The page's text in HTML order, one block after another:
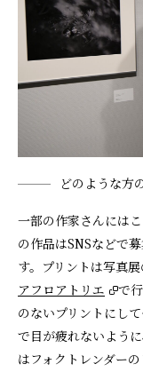
どのような方
一部の作家さんには
の作品はSNSなどで
す。プリントは写真
アフロアトリエ
で
のないプリントにし
で目が疲れないよう
はフォクトレンダー